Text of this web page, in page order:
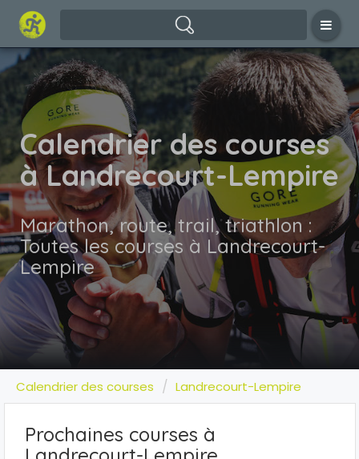
Calendrier des courses
à Landrecourt-Lempire
Marathon, route, trail, triathlon :
Toutes les courses à Landrecourt-
Lempire
Calendrier des courses Landrecourt-Lempire
Prochaines courses à